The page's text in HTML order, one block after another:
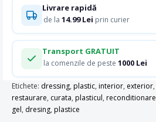
Livrare rapidă
de la 14.99 Lei prin curier
Transport GRATUIT
la comenzile de peste 1000 Lei
Etichete: dressing, plastic, interior, exterior,
restaurare, curata, plasticul, reconditionare
gel, dresing, plastice